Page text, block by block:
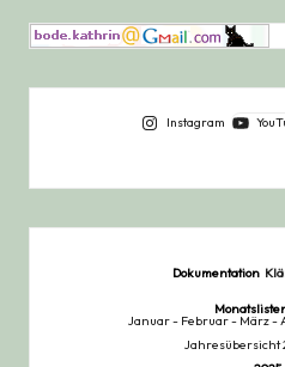
Instagram
Dokumentation
Januar- Februar- März-
Jahresübersicht